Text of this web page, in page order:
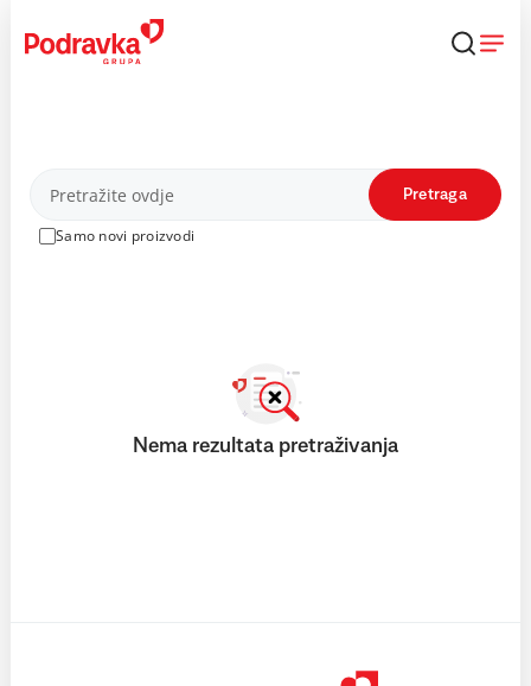
content
Proizvodi
Samo novi proizvodi
Pretraga
Nema rezultata pretraživanja